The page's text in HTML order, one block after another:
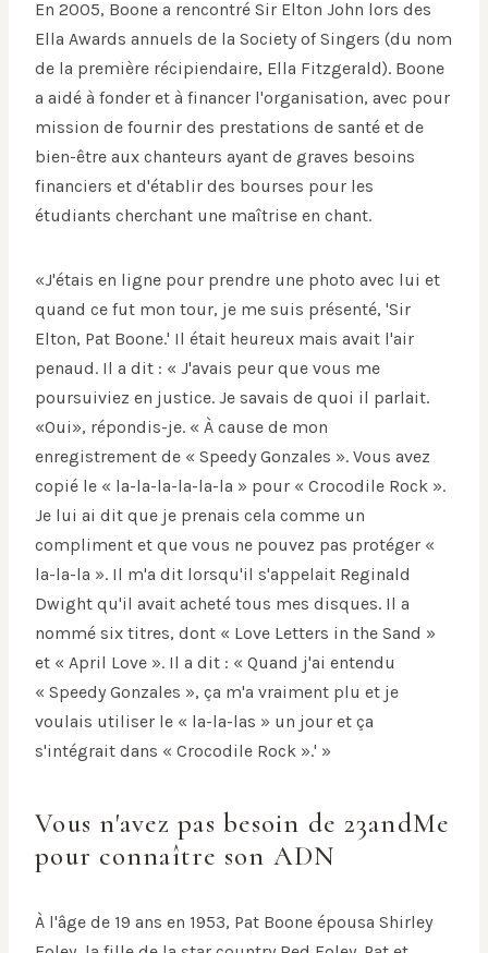
En 2005, Boone a rencontré Sir Elton John lors des
Ella Awards annuels de la Society of Singers (du nom
de la première récipiendaire, Ella Fitzgerald). Boone
a aidé à fonder et à financer l'organisation, avec pour
mission de fournir des prestations de santé et de
bien-être aux chanteurs ayant de graves besoins
financiers et d'établir des bourses pour les
étudiants cherchant une maîtrise en chant.
«J'étais en ligne pour prendre une photo avec lui et
quand ce fut mon tour, je me suis présenté, 'Sir
Elton, Pat Boone.' Il était heureux mais avait l'air
penaud. Il a dit : « J'avais peur que vous me
poursuiviez en justice. Je savais de quoi il parlait.
«Oui», répondis-je. « À cause de mon
enregistrement de « Speedy Gonzales ». Vous avez
copié le « la-la-la-la-la-la » pour « Crocodile Rock ».
Je lui ai dit que je prenais cela comme un
compliment et que vous ne pouvez pas protéger «
la-la-la ». Il m'a dit lorsqu'il s'appelait Reginald
Dwight qu'il avait acheté tous mes disques. Il a
nommé six titres, dont « Love Letters in the Sand »
et « April Love ». Il a dit : « Quand j'ai entendu
« Speedy Gonzales », ça m'a vraiment plu et je
voulais utiliser le « la-la-las » un jour et ça
s'intégrait dans « Crocodile Rock ».' »
Vous n'avez pas besoin de 23andMe
pour connaître son ADN
À l'âge de 19 ans en 1953, Pat Boone épousa Shirley